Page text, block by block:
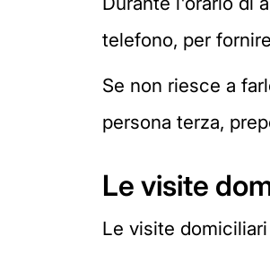
telefono, per
Se non riesce a
persona terza,
Le visite
Le visite